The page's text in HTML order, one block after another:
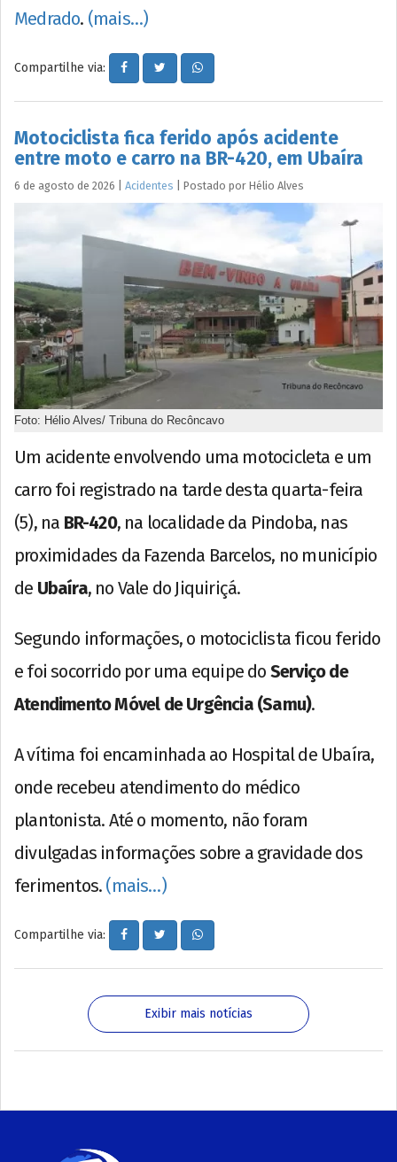
Medrado. (mais…)
Compartilhe via:
Motociclista fica ferido após acidente
entre moto e carro na BR-420, em Ubaíra
6 de agosto de 2026 Acidentes Postado por Hélio Alves
Foto: Hélio Alves/ Tribuna do Recôncavo
Um acidente envolvendo uma motocicleta e um
carro foi registrado na tarde desta quarta-feira
(5), na BR-420, na localidade da Pindoba, nas
proximidades da Fazenda Barcelos, no município
de Ubaíra, no Vale do Jiquiriçá.
Segundo informações, o motociclista ficou ferido
e foi socorrido por uma equipe do Serviço de
Atendimento Móvel de Urgência (Samu).
A vítima foi encaminhada ao Hospital de Ubaíra,
onde recebeu atendimento do médico
plantonista. Até o momento, não foram
divulgadas informações sobre a gravidade dos
ferimentos. (mais…)
Compartilhe via:
Exibir mais notícias